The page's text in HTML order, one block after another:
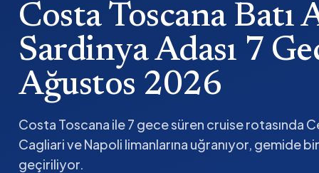
Costa Toscana Batı
Sardinya Adası 7
Ağustos 2026
Costa Toscana ile 7 gece süren cruise rotasında
Cagliari ve Napoli limanlarına uğranıyor, gemide
geçiriliyor.